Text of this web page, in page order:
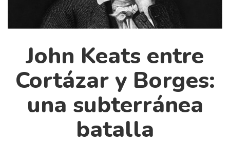
Cómics
Cultura
Diccionario portátil de la literatura chilena
Fragmentos
John Keats entre
Cortázar y Borges:
una subterránea
batalla